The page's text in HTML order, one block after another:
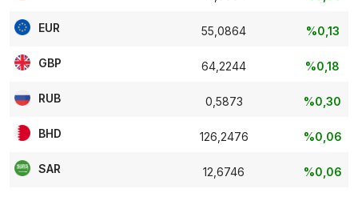
EUR 55,0864 %0,13
GBP 64,2244 %0,18
RUB 0,5873 %0,30
BHD 126,2476 %0,06
SAR 12,6746 %0,06